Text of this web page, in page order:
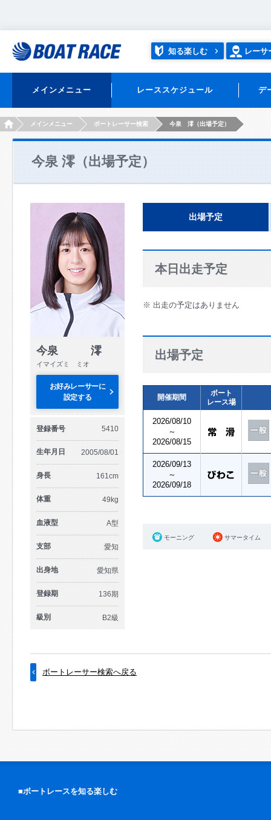
知る楽しむ レーサ
メインメニュー レーススケジュール デ
HOMEメインメニュー ボートレーサー検索 今泉 澪（出場予定）
今泉 澪（出場予定）
今泉 澪
イマイズミ ミオ
お好みレーサーに
設定する
登録番号 5410
生年月日 2005/08/01
身長 161cm
体重 49kg
血液型 A型
支部 愛知
出身地 愛知県
登録期 136期
級別 B2級
出場予定
本日出走予定
※ 出走の予定はありません
出場予定
開催期間
ボート
レース場
2026/08/10
～
2026/08/15
2026/09/13
～
2026/09/18
モーニング サマータイム
ボートレーサー検索へ戻る
■ボートレースを知る楽しむ